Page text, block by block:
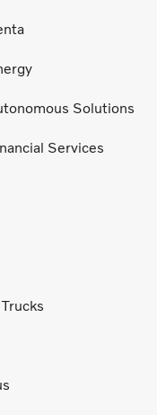
Solutions
Services